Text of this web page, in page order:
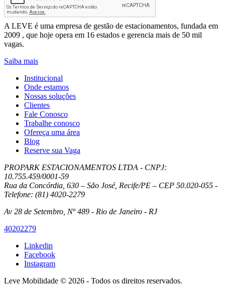
Leve Mobilidade – Gestão de Estacionamentos
A LEVE é uma empresa de gestão de estacionamentos, fundada em
2009 , que hoje opera em 16 estados e gerencia mais de 50 mil
vagas.
Saiba mais
Institucional
Onde estamos
Nossas soluções
Clientes
Fale Conosco
Trabalhe conosco
Ofereça uma área
Blog
Reserve sua Vaga
PROPARK ESTACIONAMENTOS LTDA - CNPJ:
10.755.459/0001-59
Rua da Concórdia, 630 – São José, Recife/PE – CEP 50.020-055 -
Telefone: (81) 4020-2279
Av 28 de Setembro, Nº 489 - Rio de Janeiro - RJ
40202279
Linkedin
Facebook
Instagram
Leve Mobilidade © 2026 - Todos os direitos reservados.